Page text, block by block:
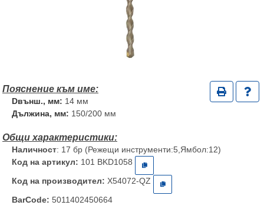
Dвънш., мм: 14 мм
Дължина, мм: 150/200 мм
Наличност: 17 бр (Режещи инструменти:5,Ямбол:12)
Код на артикул: 101 BKD1058
Код на производител: X54072-QZ
BarCode: 5011402450664